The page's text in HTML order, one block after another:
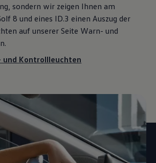
sondern wir zeigen Ihnen am
8 und eines ID.3 einen Auszug der
auf unserer Seite Warn- und
und Kontrollleuchten